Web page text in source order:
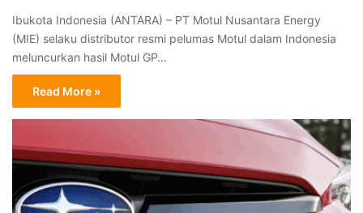
Ibukota Indonesia (ANTARA) – PT Motul Nusantara Energy
(MIE) selaku distributor resmi pelumas Motul dalam Indonesia
meluncurkan hasil Motul GP…
Read More »